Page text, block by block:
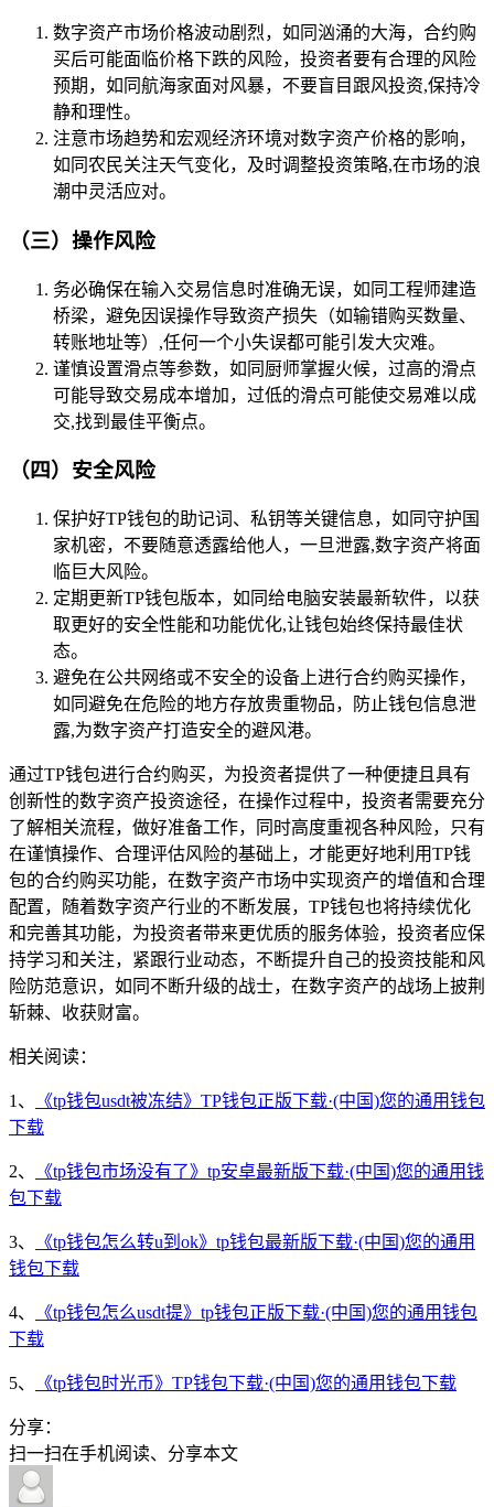
数字资产市场价格波动剧烈，如同汹涌的大海，合约购
买后可能面临价格下跌的风险，投资者要有合理的风险
预期，如同航海家面对风暴，不要盲目跟风投资,保持冷
静和理性。
注意市场趋势和宏观经济环境对数字资产价格的影响，
如同农民关注天气变化，及时调整投资策略,在市场的浪
潮中灵活应对。
（三）操作风险
务必确保在输入交易信息时准确无误，如同工程师建造
桥梁，避免因误操作导致资产损失（如输错购买数量、
转账地址等）,任何一个小失误都可能引发大灾难。
谨慎设置滑点等参数，如同厨师掌握火候，过高的滑点
可能导致交易成本增加，过低的滑点可能使交易难以成
交,找到最佳平衡点。
（四）安全风险
保护好TP钱包的助记词、私钥等关键信息，如同守护国
家机密，不要随意透露给他人，一旦泄露,数字资产将面
临巨大风险。
定期更新TP钱包版本，如同给电脑安装最新软件，以获
取更好的安全性能和功能优化,让钱包始终保持最佳状
态。
避免在公共网络或不安全的设备上进行合约购买操作，
如同避免在危险的地方存放贵重物品，防止钱包信息泄
露,为数字资产打造安全的避风港。
通过TP钱包进行合约购买，为投资者提供了一种便捷且具有
创新性的数字资产投资途径，在操作过程中，投资者需要充分
了解相关流程，做好准备工作，同时高度重视各种风险，只有
在谨慎操作、合理评估风险的基础上，才能更好地利用TP钱
包的合约购买功能，在数字资产市场中实现资产的增值和合理
配置，随着数字资产行业的不断发展，TP钱包也将持续优化
和完善其功能，为投资者带来更优质的服务体验，投资者应保
持学习和关注，紧跟行业动态，不断提升自己的投资技能和风
险防范意识，如同不断升级的战士，在数字资产的战场上披荆
斩棘、收获财富。
相关阅读：
1、
《tp钱包usdt被冻结》TP钱包正版下载·(中国)您的通用钱包
下载
2、
《tp钱包市场没有了》tp安卓最新版下载·(中国)您的通用钱
包下载
3、
《tp钱包怎么转u到ok》tp钱包最新版下载·(中国)您的通用
钱包下载
4、
《tp钱包怎么usdt提》tp钱包正版下载·(中国)您的通用钱包
下载
5、 《tp钱包时光币》TP钱包下载·(中国)您的通用钱包下载
分享：
扫一扫在手机阅读、分享本文